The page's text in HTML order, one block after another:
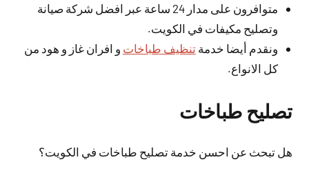
متوافرون على مدار 24 ساعة عبر افضل شركة صيانة
وتصليح مكيفات في الكويت.
ونقدم أيضا خدمةتنظيف طباخات و افران غاز و هود من
كل الانواع.
تصليح طباخات
هل تبحث عن احسن خدمة تصليح طباخات في الكويت؟